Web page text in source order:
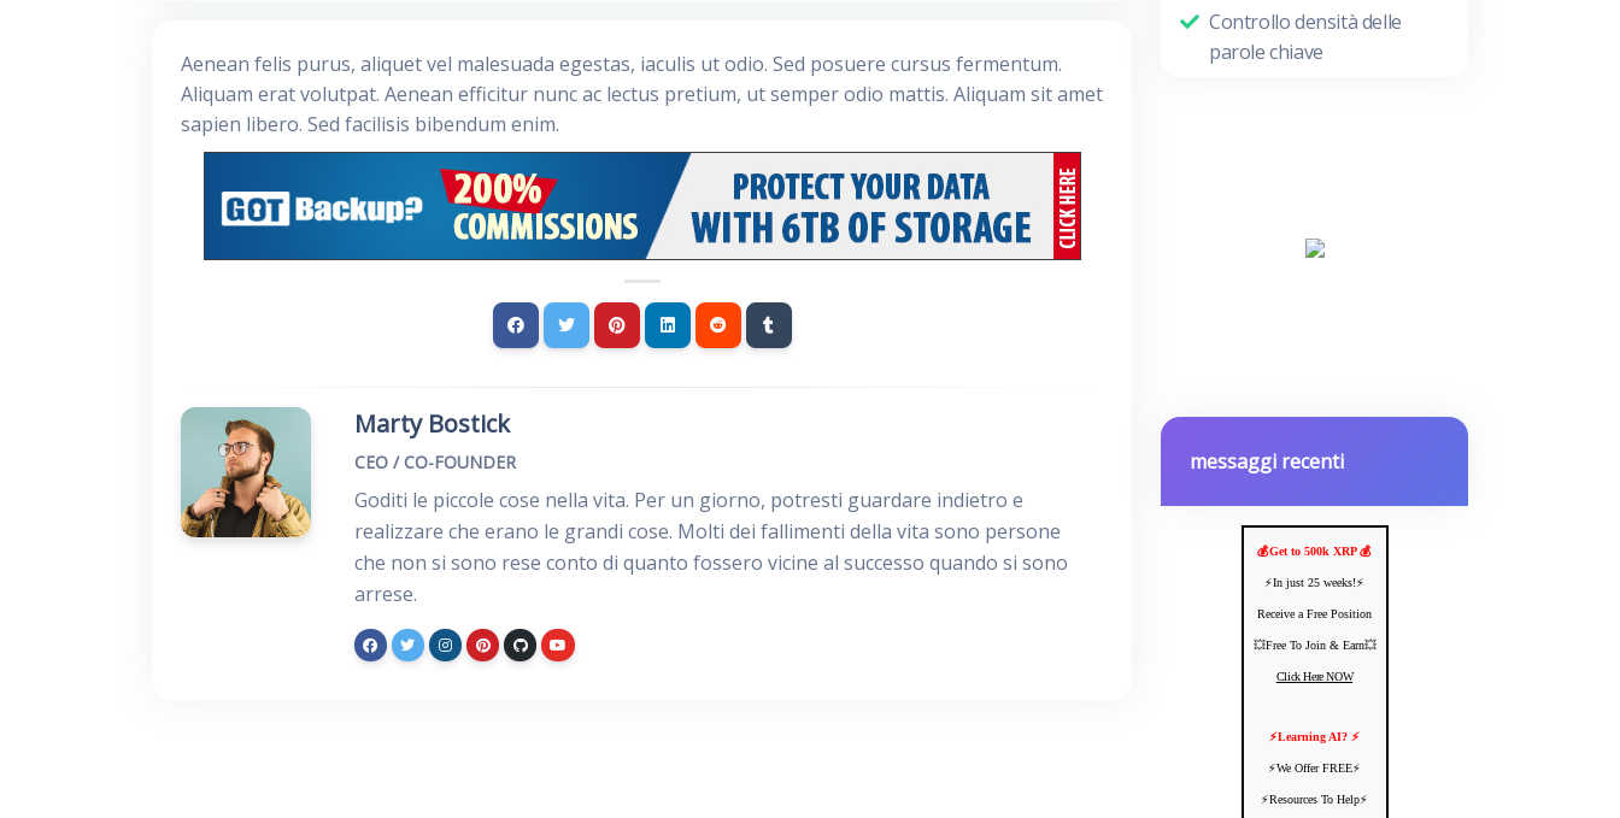
Aenean felis purus, aliquet vel malesuada egestas, iaculis ut odio. Sed posuere cursus fermentum.
Aliquam erat volutpat. Aenean efficitur nunc ac lectus pretium, ut semper odio mattis. Aliquam sit amet
sapien libero. Sed facilisis bibendum enim.
Marty Bostick
CEO / CO-FOUNDER
Goditi le piccole cose nella vita. Per un giorno, potresti guardare indietro e
realizzare che erano le grandi cose. Molti dei fallimenti della vita sono persone
che non si sono rese conto di quanto fossero vicine al successo quando si sono
arrese.
Controllo densità delle
parole chiave
messaggi recenti
💰Get to 500k XRP 💰
⚡️In just 25 weeks!⚡️
Receive a Free Position
💥Free To Join & Earn💥
Click Here NOW
⚡️Learning AI? ⚡️
⚡️We Offer FREE⚡️
⚡️Resources To Help⚡️